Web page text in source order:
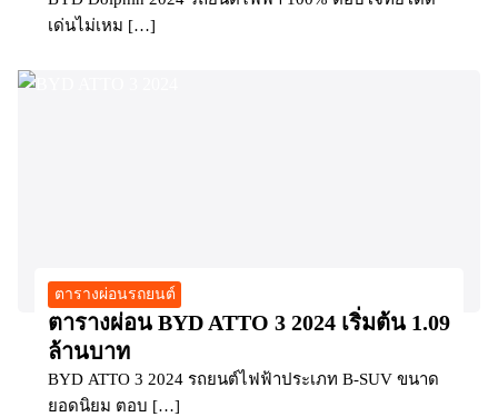
เด่นไม่เหม […]
ตารางผ่อนรถยนต์
ตารางผ่อน BYD ATTO 3 2024 เริ่มต้น 1.09
ล้านบาท
BYD ATTO 3 2024 รถยนต์ไฟฟ้าประเภท B-SUV ขนาด
ยอดนิยม ตอบ […]